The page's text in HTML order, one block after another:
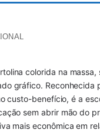
colorida na massa,
gráfico. Reconhecida
custo-benefício, é a
sem abrir mão do
mais econômica em